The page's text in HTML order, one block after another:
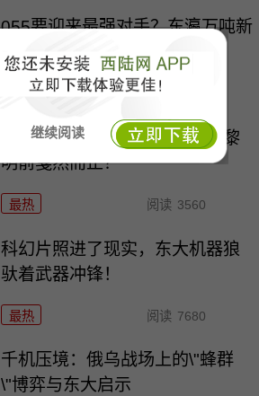
继续阅读
055要迎来最强对手？东瀛万吨新
驱已上船台！
最热 阅读
特朗普对波斯下狠手，为何在黎
明前戛然而止？
最热 阅读 3560
科幻片照进了现实，东大机器狼
驮着武器冲锋！
最热 阅读 7680
千机压境：俄乌战场上的\"蜂群
\"博弈与东大启示